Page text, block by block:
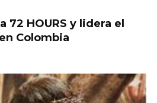
72 HOURS y lidera el
Colombia